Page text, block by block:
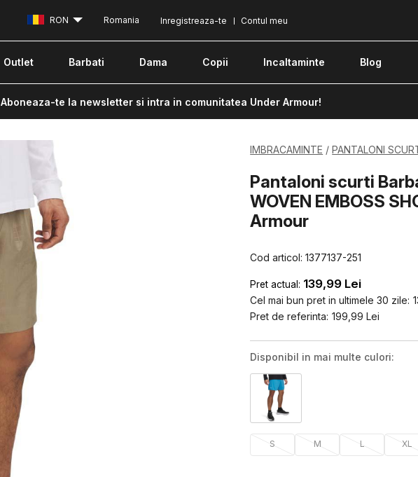
Contul meu
Inregistreaza-te
RON Romania
Outlet Barbati Dama Copii Incaltaminte Blog
Aboneaza-te la newsletter si intra in comunitatea Under Armour!
IMBRACAMINTE PANTALONI
Pantaloni scurti
WOVEN EMBOSS
Armour
Cod articol:1377137-251
Pret actual: 139,99 Lei
Cel mai bun pret in ultimele 30 zile:
Pret de referinta: 199,99 Lei
Disponibil in mai multe culori:
S M L XL